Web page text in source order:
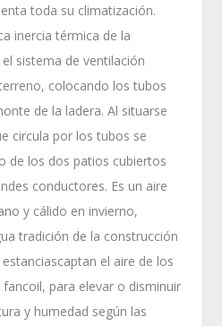
toda su climatización.
inercia térmica de la
sistema de ventilación
colocando los tubos
de la ladera. Al situarse
circula por los tubos se
de los dos patios cubiertos
conductores. Es un aire
y cálido en invierno,
tradición de la construcción
el aire de los
para elevar o disminuir
y humedad según las